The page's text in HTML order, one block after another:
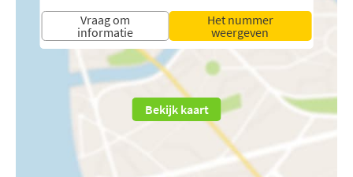
Vraag om
informatie
Het nummer
weergeven
Bekijk kaart